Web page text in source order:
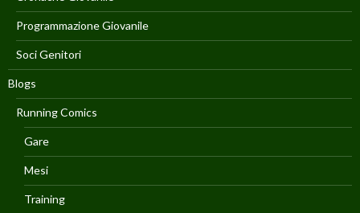
Programmazione Giovanile
Soci Genitori
Blogs
Running Comics
Gare
Mesi
Training